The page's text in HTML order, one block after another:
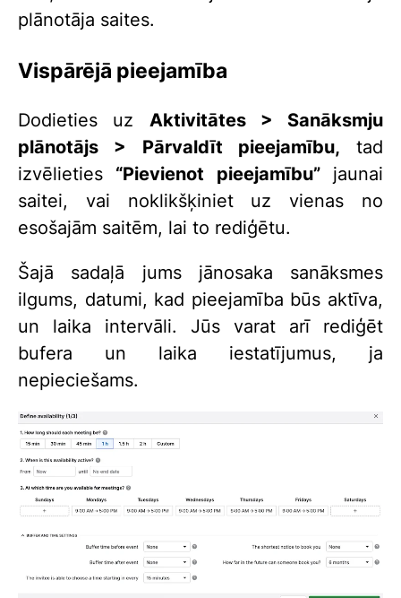
plānotāja saites.
Vispārējā pieejamība
Dodieties uz Aktivitātes > Sanāksmju
plānotājs > Pārvaldīt pieejamību, tad
izvēlieties “Pievienot pieejamību”jaunai
saitei, vai noklikšķiniet uz vienas no
esošajām saitēm, lai to rediģētu.
Šajā sadaļā jums jānosaka sanāksmes
ilgums, datumi, kad pieejamība būs aktīva,
un laika intervāli. Jūs varat arī rediģēt
bufera un laika iestatījumus, ja
nepieciešams.